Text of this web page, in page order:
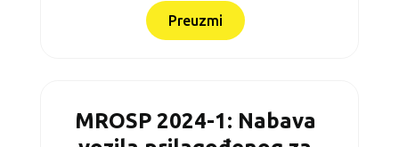
Preuzmi
MROSP 2024-1: Nabava